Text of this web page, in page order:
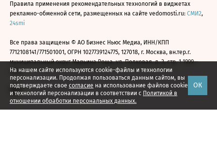
На нашем сайте используются cookie-файлы и технологии
персонализации. Продолжая пользоваться данным сайтом, вы
подтверждаете свое согласие на использование файлов cookie
и технологий персонализации в соответствии с Политикой в
отношении обработки персональных данных.
ОК
Правила применения рекомендательных технологий в виджетах
рекламно-обменной сети, размещенных на сайте vedomosti.ru: СМИ2,
24smi
Все права защищены © АО Бизнес Ньюс Медиа, ИНН/КПП
7712108141/771501001, ОГРН 1027739124775, 127018, г. Москва, вн.тер.г.
муниципальный округ Марьина Роща, ул. Полковая, д. 3, стр. 1 1999—
2026